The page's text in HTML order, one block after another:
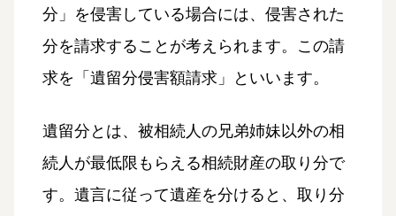
分」を侵害している場合には、侵害された
分を請求することが考えられます。この請
求を「遺留分侵害額請求」といいます。
遺留分とは、被相続人の兄弟姉妹以外の相
続人が最低限もらえる相続財産の取り分で
す。遺言に従って遺産を分けると、取り分